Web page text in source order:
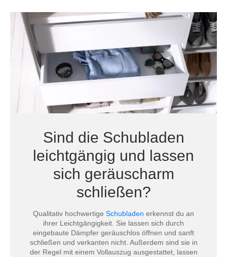
Sind die Schubladen
leichtgängig und lassen
sich geräuscharm
schließen?
Qualitativ hochwertige Schubladen erkennst du an
ihrer Leichtgängigkeit. Sie lassen sich durch
eingebaute Dämpfer geräuschlos öffnen und sanft
schließen und verkanten nicht. Außerdem sind sie in
der Regel mit einem Vollauszug ausgestattet, lassen